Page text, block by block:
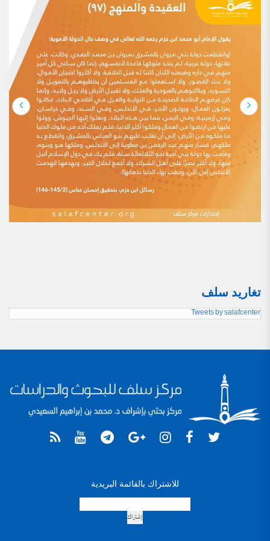
تغاريد سلف
Tweets by salafcenter
للاشتراك بالقائمة البريدية